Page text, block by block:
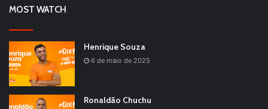
MOST WATCH
Henrique Souza
6 de maio de 2025
Ronaldão Chuchu